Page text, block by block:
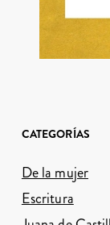
CATEGORÍAS
De la mujer
Escritura